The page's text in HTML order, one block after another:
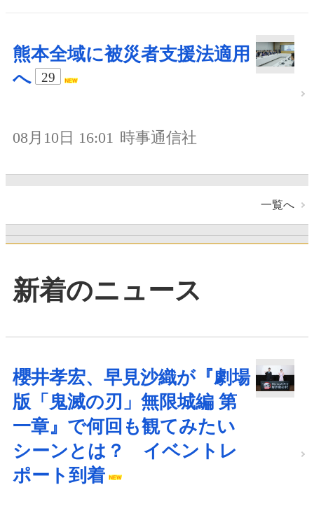
熊本全域に被災者支援法適用
へ
29
08月10日 16:01 時事通信社
一覧へ
新着のニュース
櫻井孝宏、早見沙織が『劇場
版「鬼滅の刃」無限城編 第
一章』で何回も観てみたい
シーンとは？ イベントレ
ポート到着